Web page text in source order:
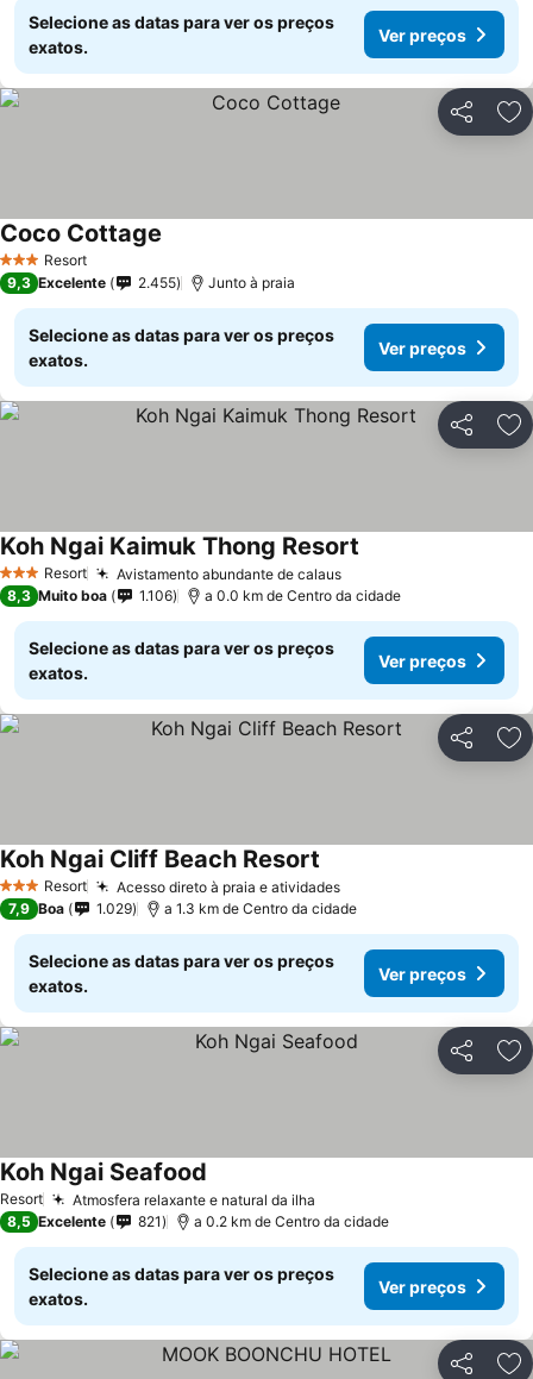
Selecione as datas para ver os preços
exatos.
Ver preços
Partilhar
3 EstrelasResort
Coco Cottage
9,3 Excelente 2.455 Junto à praia
Selecione as datas para ver os preços
exatos.
Ver preços
Partilhar
3 EstrelasResort Avistamento abundante de calaus
Koh Ngai Kaimuk Thong Resort
8,3 Muito boa 1.106 a 0.0 km de Centro da cidade
Selecione as datas para ver os preços
exatos.
Ver preços
Partilhar
3 EstrelasResort Acesso direto à praia e atividades
Koh Ngai Cliff Beach Resort
7,9 Boa 1.029 a 1.3 km de Centro da cidade
Selecione as datas para ver os preços
exatos.
Ver preços
Partilhar
Resort Atmosfera relaxante e natural da ilha
Koh Ngai Seafood
8,5 Excelente 821 a 0.2 km de Centro da cidade
Selecione as datas para ver os preços
exatos.
Ver preços
Partilhar